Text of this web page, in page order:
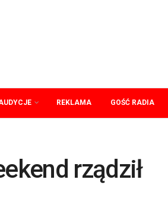
REKLAMA GOŚĆ RADIA
rządził